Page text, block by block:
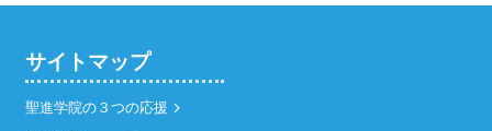
サイトマップ
聖進学院の３つの応援